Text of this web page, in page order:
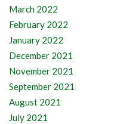
March 2022
February 2022
January 2022
December 2021
November 2021
September 2021
August 2021
July 2021